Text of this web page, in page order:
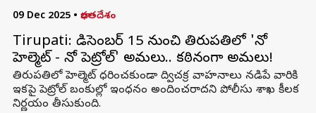
09 Dec 2025 • భారతదేశం
Tirupati: డిసెంబర్ 15 నుంచి తిరుపతిలో 'నో
హెల్మెట్ - నో పెట్రోల్' అమలు.. కఠినంగా అమలు!
తిరుపతిలో హెల్మెట్ ధరించకుండా ద్విచక్ర వాహనాలు నడిపే వారికి
ఇకపై పెట్రోల్ బంకుల్లో ఇంధనం అందించరాదని పోలీసు శాఖ కీలక
నిర్ణయం తీసుకుంది.